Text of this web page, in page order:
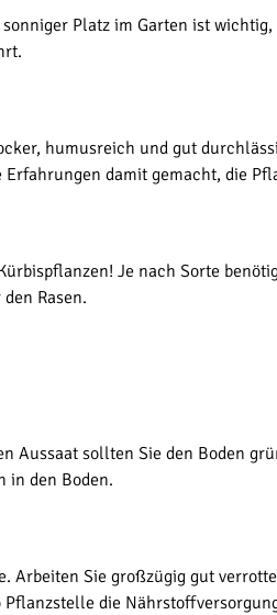
Platz im Garten ist
humusreich und gut
damit gemacht, die
Je nach Sorte
Rasen.
Aussaat sollten Sie den Boden
in den Boden.
Arbeiten Sie großzügig gut
die